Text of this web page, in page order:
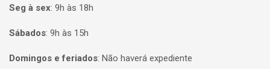
Seg à sex: 9h às 18h
Sábados: 9h às 15h
Domingos e feriados: Não haverá expediente